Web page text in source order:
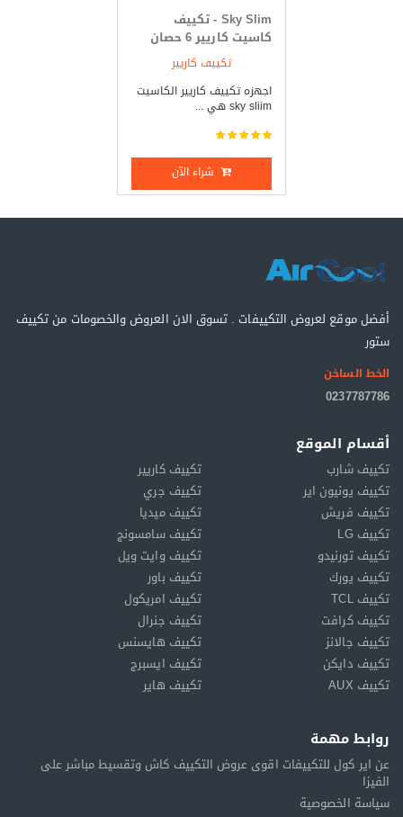
Sky Slim - تكييف
كاسيت كاريير 6 حصان
بارد _ ساخنتكييف كاريير
اجهزه تكييف كاريير الكاسيت
sky sliim هي ...
شراء الآن
أفضل موقع لعروض التكييفات . تسوق الان العروض والخصومات من تكييف
ستور
الخط الساخن
0237787786
أقسام الموقع
تكييف شارب
تكييف كاريير
تكييف يونيون اير
تكييف جري
تكييف فريش
تكييف ميديا
تكييف LG
تكييف سامسونج
تكييف تورنيدو
تكييف وايت ويل
تكييف يورك
تكييف باور
تكييف TCL
تكييف امريكول
تكييف كرافت
تكييف جنرال
تكييف جالانز
تكييف هايسنس
تكييف دايكن
تكييف ايسبرج
تكييف AUX
تكييف هاير
روابط مهمة
عن اير كول للتكييفات اقوى عروض التكييف كاش وتقسيط مباشر على
الفيزا
سياسة الخصوصية